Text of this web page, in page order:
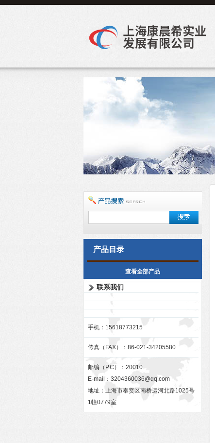
产品目录
查看全部产品
联系我们
手机：15618773215
传真（FAX）：86-021-34205580
邮编（P.C）：20010
E-mail： 3204360036@qq.com
地址：上海市奉贤区南桥运河北路1025号
1幢0779室